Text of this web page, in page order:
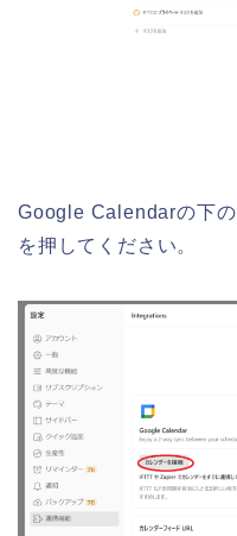
Google Calendarの下
を押してください。